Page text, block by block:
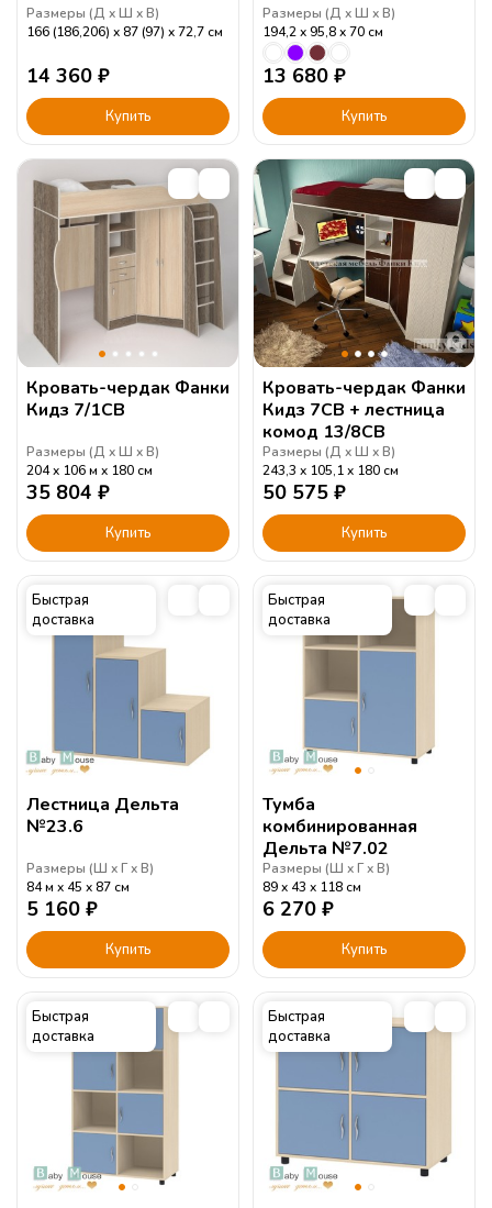
Размеры (Д Ш В)
166 (186,206)
87 (97) 72,7 см
14 360 ₽
Купить
Размеры (Д Ш В)
194,2
95,8 70 см
13 680 ₽
Купить
Кровать-чердак Фанки
Кидз 7/1СВ
Размеры (Д Ш В)
204
106 м 180 см
35 804 ₽
Купить
Кровать-чердак Фанки
Кидз 7СВ + лестница
комод 13/8СВ
Размеры (Д Ш В)
243,3
105,1 180 см
50 575 ₽
Купить
Быстрая
доставка
Лестница Дельта
№23.6
Размеры (Ш Г В)
84 м
45 87 см
5 160 ₽
Купить
Быстрая
доставка
Тумба
комбинированная
Дельта №7.02
Размеры (Ш Г В)
89
43 118 см
6 270 ₽
Купить
Быстрая
доставка
Быстрая
доставка